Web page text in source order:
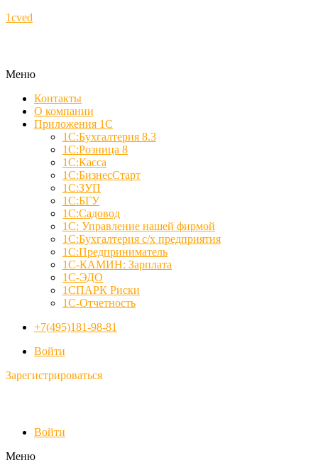
1cved
Меню
Контакты
О компании
Приложения 1С
1С:Бухгалтерия 8.3
1С:Розница 8
1С:Касса
1С:БизнесСтарт
1С:ЗУП
1С:БГУ
1С:Садовод
1С: Управление нашей фирмой
1С:Бухгалтерия с/х предприятия
1С:Предприниматель
1С-КАМИН: Зарплата
1С-ЭДО
1СПАРК Риски
1С-Отчетность
+7(495)181-98-81
Войти
Зарегистрироваться
Войти
Меню